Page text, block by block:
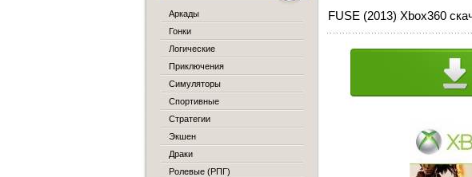
FUSE (2013) Xbox360
Аркады
Гонки
Логические
Приключения
Симуляторы
Спортивные
Стратегии
Экшен
Драки
Ролевые (РПГ)